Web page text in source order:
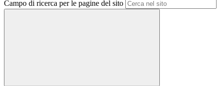
Campo di ricerca per le pagine del sito